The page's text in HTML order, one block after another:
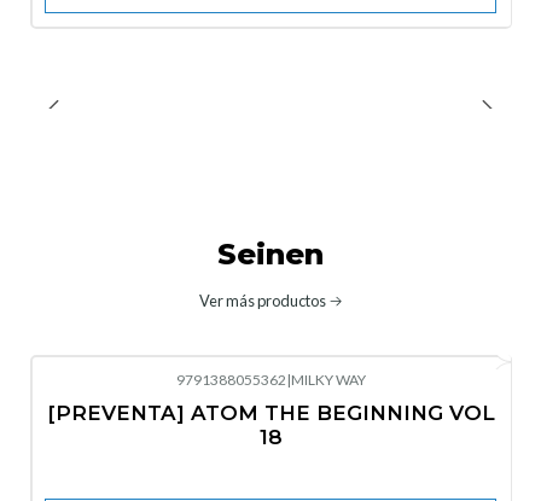
Seinen
Ver más productos
9791388055362 |MILKY WAY
[PREVENTA] ATOM THE BEGINNING VOL
18